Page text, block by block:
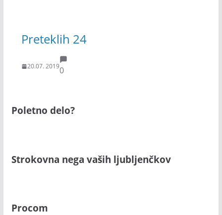
Preteklih 24
20.07. 20190
Poletno delo?
Strokovna nega vaših ljubljenčkov
Procom